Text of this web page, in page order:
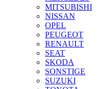
MITSUBISHI
NISSAN
OPEL
PEUGEOT
RENAULT
SEAT
SKODA
SONSTIGE
SUZUKI